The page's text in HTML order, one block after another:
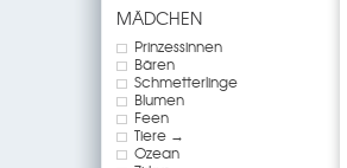
MÄDCHEN
Prinzessinnen
Bären
Schmetterlinge
Blumen
Feen
Tiere →
Ozean